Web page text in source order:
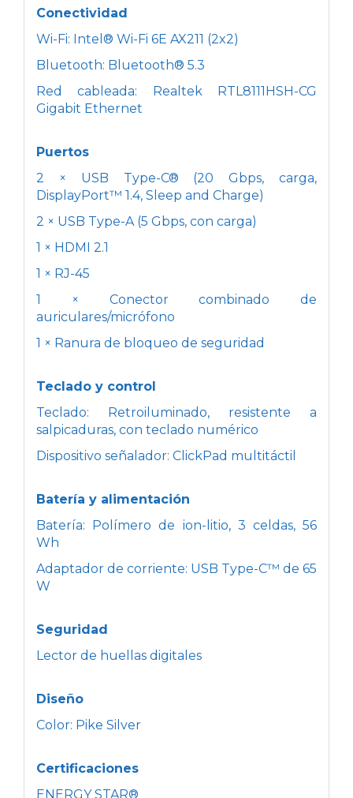
Conectividad
Wi-Fi: Intel® Wi-Fi 6E AX211 (2x2)
Bluetooth: Bluetooth® 5.3
Red cableada: Realtek RTL8111HSH-CG
Gigabit Ethernet
Puertos
2 × USB Type-C® (20 Gbps, carga,
DisplayPort™ 1.4, Sleep and Charge)
2 × USB Type-A (5 Gbps, con carga)
1 × HDMI 2.1
1 × RJ-45
1 × Conector combinado de
auriculares/micrófono
1 × Ranura de bloqueo de seguridad
Teclado y control
Teclado: Retroiluminado, resistente a
salpicaduras, con teclado numérico
Dispositivo señalador: ClickPad multitáctil
Batería y alimentación
Batería: Polímero de ion-litio, 3 celdas, 56
Wh
Adaptador de corriente: USB Type-C™ de 65
W
Seguridad
Lector de huellas digitales
Diseño
Color: Pike Silver
Certificaciones
ENERGY STAR®